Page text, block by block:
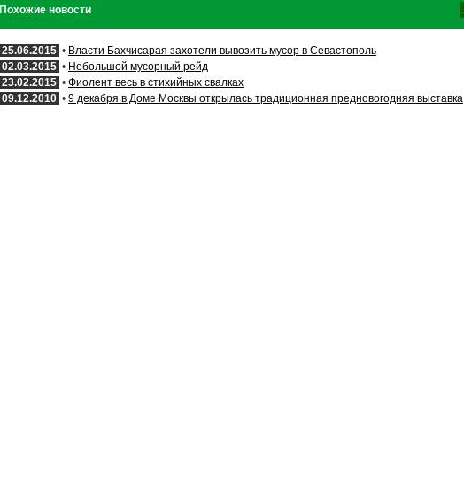
Похожие новости
25.06.2015 • Власти Бахчисарая захотели вывозить мусор в Севастополь
02.03.2015 • Небольшой мусорный рейд
23.02.2015 • Фиолент весь в стихийных свалках
09.12.2010 • 9 декабря в Доме Москвы открылась традиционная предновогодняя выставка